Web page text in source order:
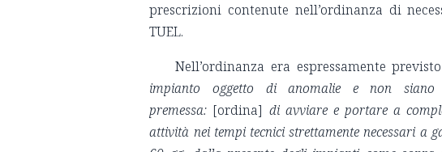
prescrizioni contenute nell’ordinanza di
TUEL.
Nell’ordinanza era espressamente
impianto oggetto di anomalie e non
premessa: [ordina] di avviare e portare a
attività nei tempi tecnici strettamente necessari a